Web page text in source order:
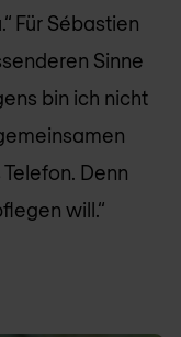
Für Sébastien
Sinne
bin ich nicht
Denn
will.“